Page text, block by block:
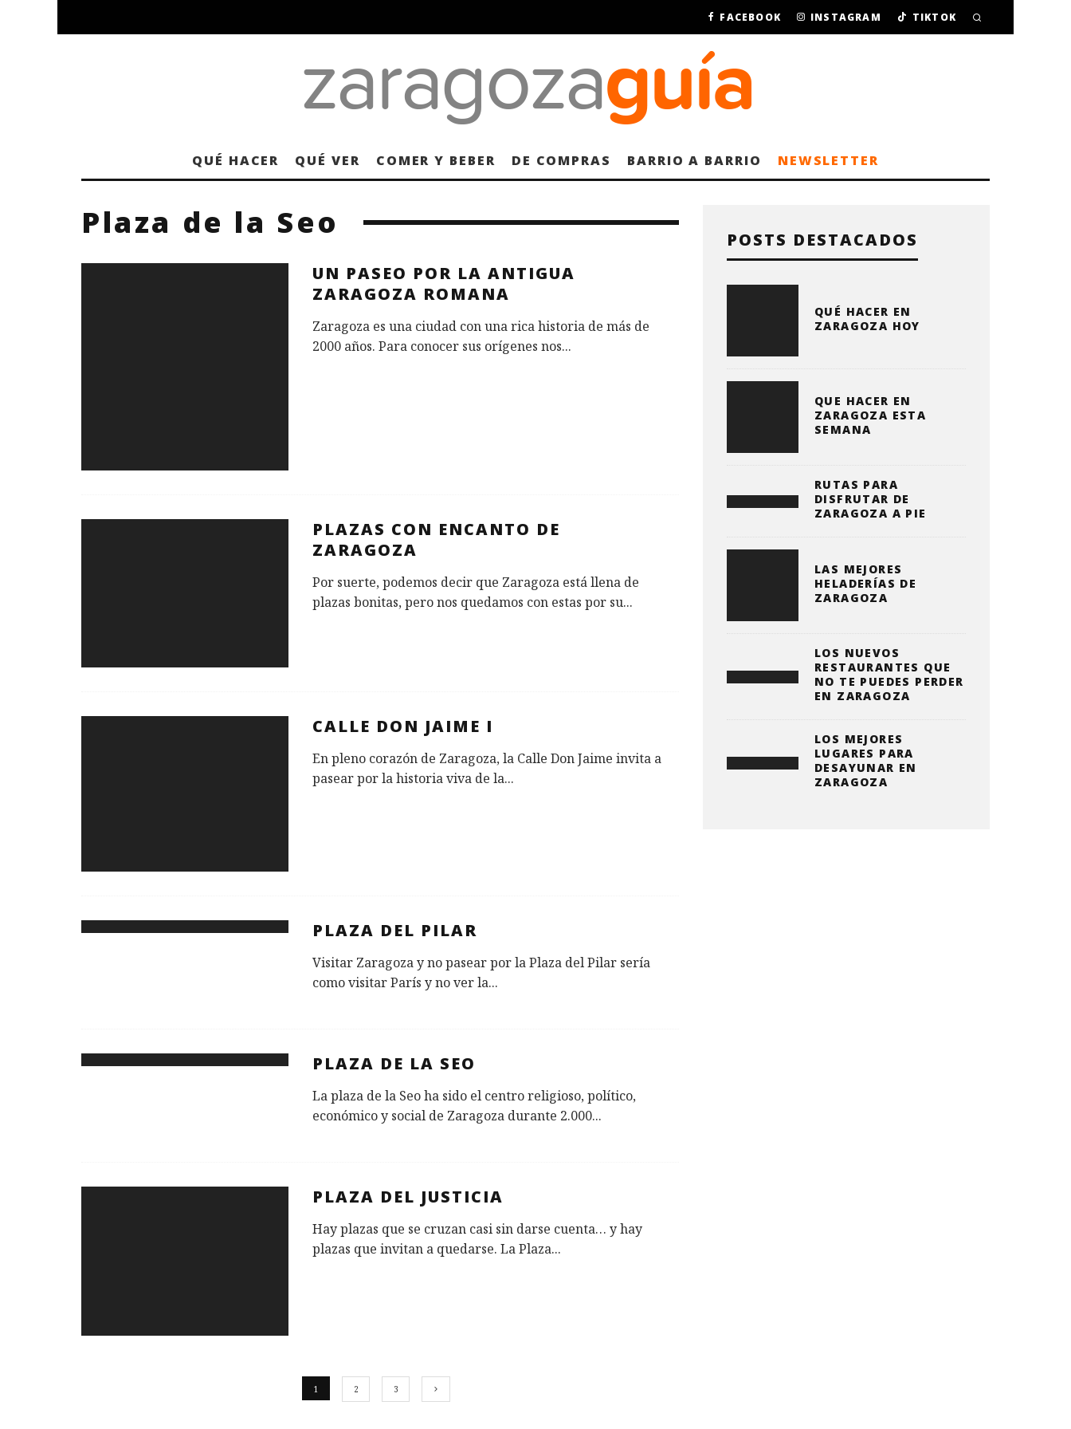
FACEBOOK INSTAGRAM TIKTOK
QUÉ HACER QUÉ VER COMER Y BEBER DE COMPRAS BARRIO A BARRIO NEWSLETTER
Plaza de la Seo
UN PASEO POR LA ANTIGUA
ZARAGOZA ROMANA
Zaragoza es una ciudad con una rica historia de más de
2000 años. Para conocer sus orígenes nos...
PLAZAS CON ENCANTO DE
ZARAGOZA
Por suerte, podemos decir que Zaragoza está llena de
plazas bonitas, pero nos quedamos con estas por su...
CALLE DON JAIME I
En pleno corazón de Zaragoza, la Calle Don Jaime invita a
pasear por la historia viva de la...
PLAZA DEL PILAR
Visitar Zaragoza y no pasear por la Plaza del Pilar sería
como visitar París y no ver la...
PLAZA DE LA SEO
La plaza de la Seo ha sido el centro religioso, político,
económico y social de Zaragoza durante 2.000...
PLAZA DEL JUSTICIA
Hay plazas que se cruzan casi sin darse cuenta… y hay
plazas que invitan a quedarse. La Plaza...
1 2 3
POSTS DESTACADOS
QUÉ HACER EN
ZARAGOZA HOY
QUE HACER EN
ZARAGOZA ESTA
SEMANA
RUTAS PARA
DISFRUTAR DE
ZARAGOZA A PIE
LAS MEJORES
HELADERÍAS DE
ZARAGOZA
LOS NUEVOS
RESTAURANTES QUE
NO TE PUEDES PERDER
EN ZARAGOZA
LOS MEJORES
LUGARES PARA
DESAYUNAR EN
ZARAGOZA